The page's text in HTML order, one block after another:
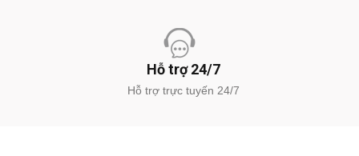
Hỗ trợ 24/7
Hỗ trợ trực tuyến 24/7